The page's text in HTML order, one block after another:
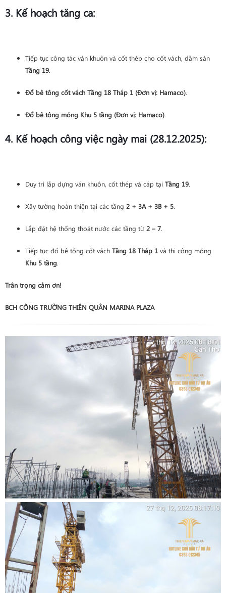
3. Kế hoạch tăng ca:
Tiếp tục công tác ván khuôn và cốt thép cho cốt vách, dầm sàn
Tầng 19.
Đổ bê tông cốt vách Tầng 18 Tháp 1 (Đơn vị: Hamaco).
Đổ bê tông móng Khu 5 tầng (Đơn vị: Hamaco).
4. Kế hoạch công việc ngày mai (28.12.2025):
Duy trì lắp dựng ván khuôn, cốt thép và cáp tại Tầng 19.
Xây tường hoàn thiện tại các tầng 2 + 3A + 3B + 5.
Lắp đặt hệ thống thoát nước các tầng từ 2 – 7.
Tiếp tục đổ bê tông cốt vách Tầng 18 Tháp 1 và thi công móng
Khu 5 tầng.
Trân trọng cảm ơn!
BCH CÔNG TRƯỜNG THIÊN QUÂN MARINA PLAZA